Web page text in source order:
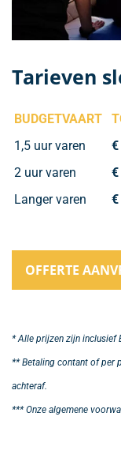
Tarieven
BUDGETVAART
1,5 uur varen
€
2 uur varen
€
Langer varen
€
OFFERTE
* Alle prijzen zijn inclusief
** Betaling contant of per
achteraf.
*** Onze algemene